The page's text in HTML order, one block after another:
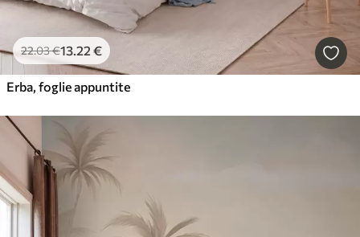
22.03€13.22 €
Erba, foglie appuntite